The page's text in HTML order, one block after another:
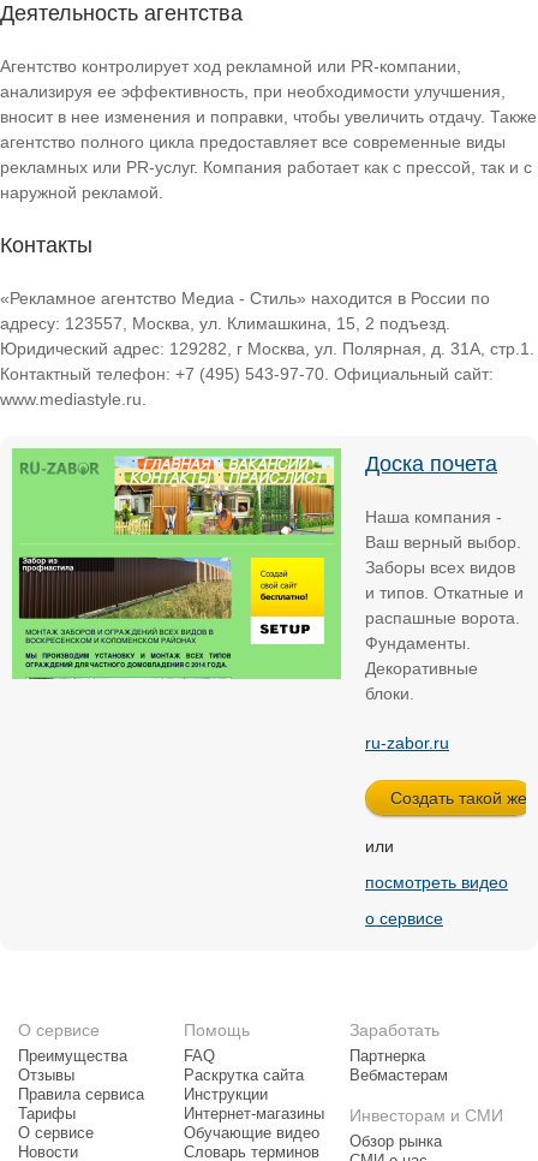
Деятельность агентства
Агентство контролирует ход рекламной или PR-компании,
анализируя ее эффективность, при необходимости улучшения,
вносит в нее изменения и поправки, чтобы увеличить отдачу. Также
агентство полного цикла предоставляет все современные виды
рекламных или PR-услуг. Компания работает как с прессой, так и с
наружной рекламой.
Контакты
«Рекламное агентство Медиа - Стиль» находится в России по
адресу: 123557, Москва, ул. Климашкина, 15, 2 подъезд.
Юридический адрес: 129282, г Москва, ул. Полярная, д. 31А, стр.1.
Контактный телефон: +7 (495) 543-97-70. Официальный сайт:
www.mediastyle.ru.
Доска почета
Наша компания -
Ваш верный выбор.
Заборы всех видов
и типов. Откатные и
распашные ворота.
Фундаменты.
Декоративные
блоки.
ru-zabor.ru
или
посмотреть видео
о сервисе
О сервисе
Преимущества
Отзывы
Правила сервиса
Тарифы
О сервисе
Новости
Помощь
FAQ
Раскрутка сайта
Инструкции
Интернет-магазины
Обучающие видео
Словарь терминов
Заработать
Партнерка
Вебмастерам
Инвесторам и СМИ
Обзор рынка